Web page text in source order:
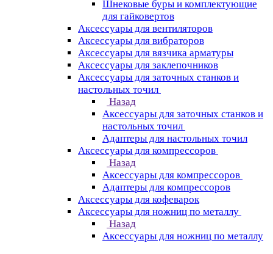
Шнековые буры и комплектующие
для гайковертов
Аксессуары для вентиляторов
Аксессуары для вибраторов
Аксессуары для вязчика арматуры
Аксессуары для заклепочников
Аксессуары для заточных станков и
настольных точил
Назад
Аксессуары для заточных станков и
настольных точил
Адаптеры для настольных точил
Аксессуары для компрессоров
Назад
Аксессуары для компрессоров
Адаптеры для компрессоров
Аксессуары для кофеварок
Аксессуары для ножниц по металлу
Назад
Аксессуары для ножниц по металлу